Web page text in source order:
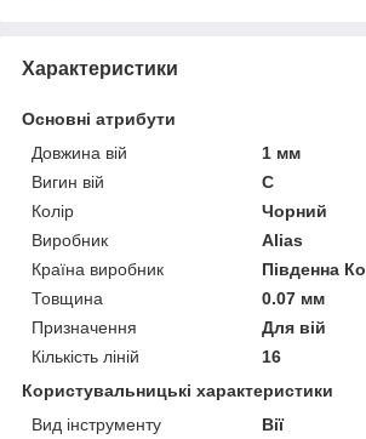
Характеристики
Основні атрибути
Довжина вій
1 мм
Вигин вій
C
Колір
Чорний
Виробник
Alias
Країна виробник
Південна
Товщина
0.07 мм
Призначення
Для вій
Кількість ліній
16
Користувальницькі характеристики
Вид інструменту
Вії